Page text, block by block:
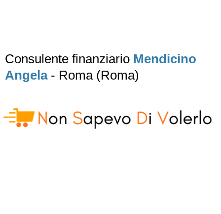
Consulente finanziario Mendicino
Angela- Roma (Roma)